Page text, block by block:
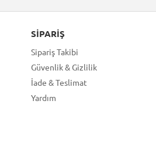
SIPARIŞ
Sipariş Takibi
Güvenlik & Gizlilik
İade & Teslimat
Yardım